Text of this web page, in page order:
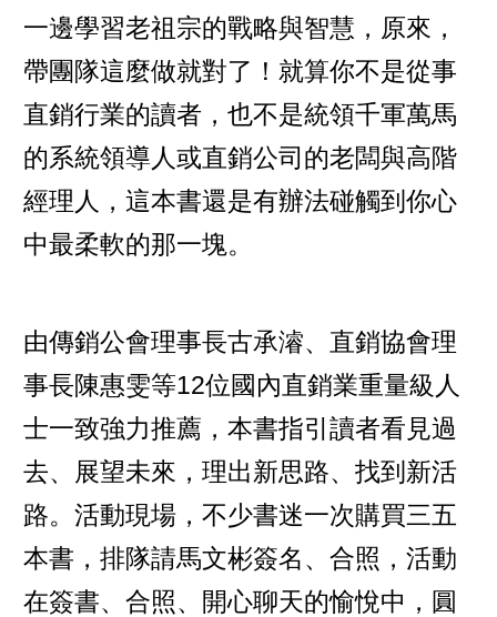
一邊學習老祖宗的戰略與智慧，原來，
帶團隊這麼做就對了！就算你不是從事
直銷行業的讀者，也不是統領千軍萬馬
的系統領導人或直銷公司的老闆與高階
經理人，這本書還是有辦法碰觸到你心
中最柔軟的那一塊。
由傳銷公會理事長古承濬、直銷協會理
事長陳惠雯等12位國內直銷業重量級人
士一致強力推薦，本書指引讀者看見過
去、展望未來，理出新思路、找到新活
路。活動現場，不少書迷一次購買三五
本書，排隊請馬文彬簽名、合照，活動
在簽書、合照、開心聊天的愉悅中，圓